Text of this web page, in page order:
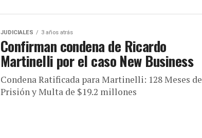
JUDICIALES 3 años atrás
Confirman condena de Ricardo
Martinelli por el caso New Business
Condena Ratificada para Martinelli: 128 Meses de
Prisión y Multa de $19.2 millones